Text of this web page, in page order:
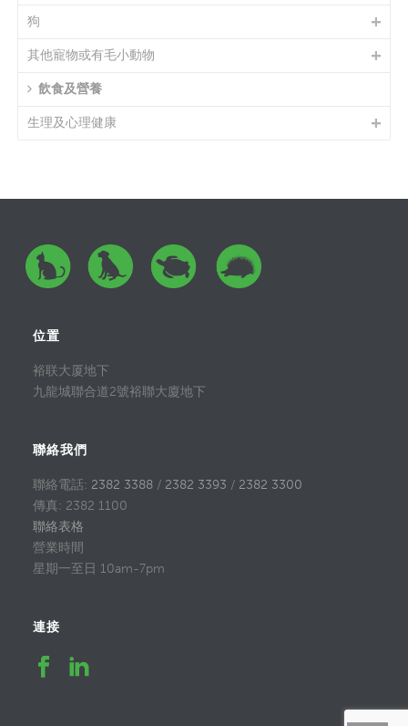
狗
其他寵物或有毛小動物
飲食及營養
生理及心理健康
位置
裕联大厦地下
九龍城聯合道2號裕聯大廈地下
聯絡我們
聯絡電話: 2382 3388/ 2382 3393 / 2382 3300
傳真: 2382 1100
聯絡表格
營業時間
星期一至日 10am-7pm
連接